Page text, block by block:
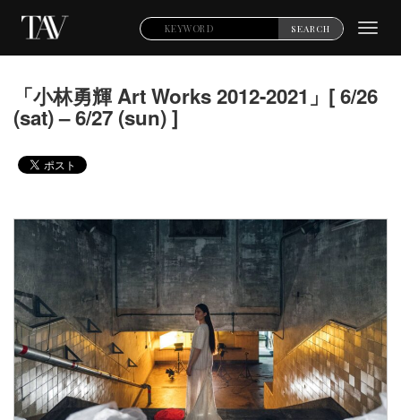
SEARCH
「小林勇輝 Art Works 2012-2021」[ 6/26
(sat) – 6/27 (sun) ]